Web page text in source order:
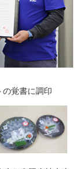
覚書に調印